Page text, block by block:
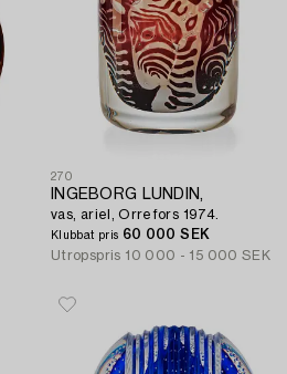
270
INGEBORG LUNDIN,
vas, ariel, Orrefors 1974.
Klubbat pris 60 000 SEK
Utropspris 10 000 - 15 000 SEK